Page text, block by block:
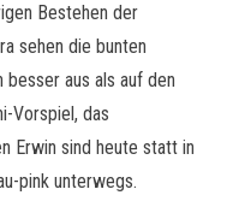
Bestehen der
sehen die bunten
besser aus als auf den
Vorspiel, das
Erwin sind heute statt in
pink unterwegs.